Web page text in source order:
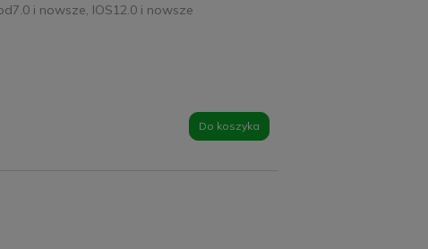
i nowsze, IOS12.0 i nowsze
Do koszyka